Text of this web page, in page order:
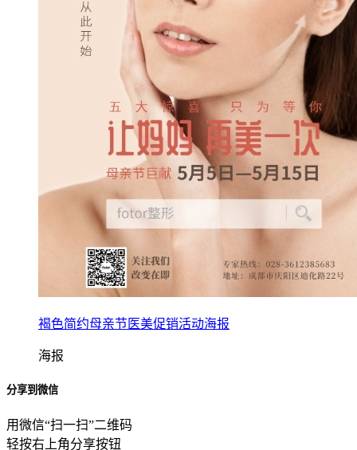
褐色简约母亲节医美促销活动海报
海报
分享到微信
用微信“扫一扫”二维码
轻按右上角分享按钮